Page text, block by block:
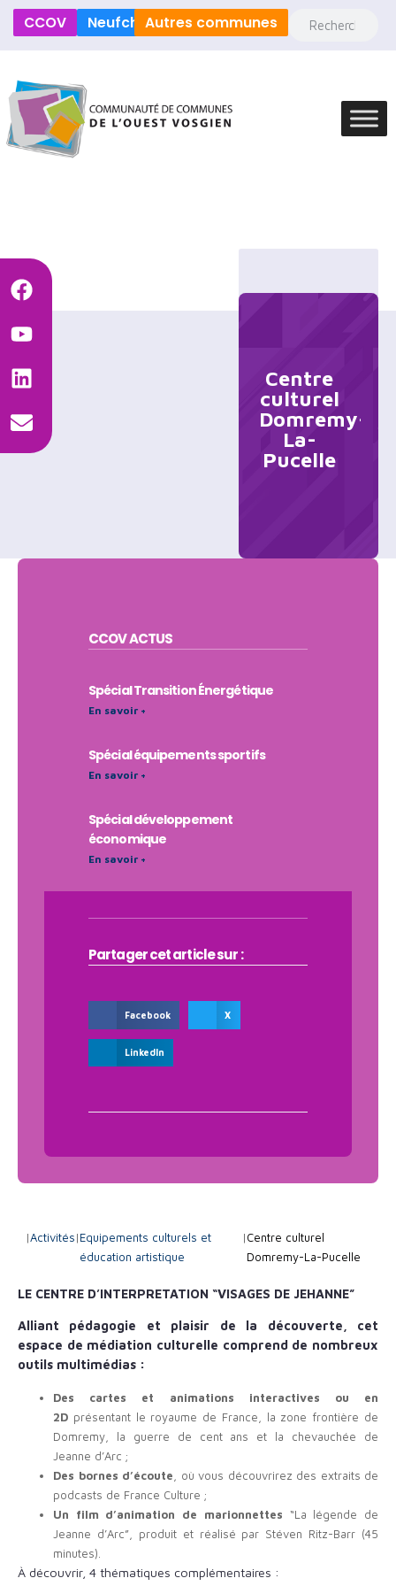
CCOV NeufchâteauAutres communes
Centre
culturel
Domremy-
La-
Pucelle
CCOVACTUS
Spécial Transition Énergétique
En savoir +
Spécial équipements sportifs
En savoir +
Spécial développement
économique
En savoir +
Partager cet article sur :
Facebook X
LinkedIn
|Activités|Equipements culturels et
éducation artistique
|Centre culturel
Domremy-La-Pucelle
LE CENTRE D’INTERPRETATION “VISAGES DE JEHANNE”
Alliant pédagogie et plaisir de la découverte, cet
espace de médiation culturelle comprend de nombreux
outils multimédias :
Des cartes et animations interactives ou en
2D présentant le royaume de France, la zone frontière de
Domremy, la guerre de cent ans et la chevauchée de
Jeanne d’Arc ;
Des bornes d’écoute , où vous découvrirez des extraits de
podcasts de France Culture ;
Un film d’animation de marionnettes “La légende de
Jeanne d’Arc”, produit et réalisé par Stéven Ritz-Barr (45
minutes).
À découvrir, 4 thématiques complémentaires :